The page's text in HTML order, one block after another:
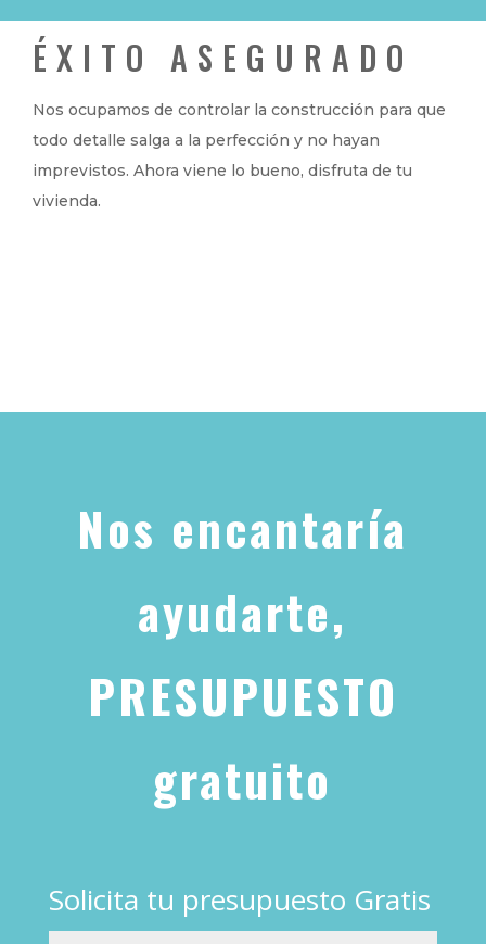
ÉXITO ASEGURADO
Nos ocupamos de controlar la construcción para que
todo detalle salga a la perfección y no hayan
imprevistos. Ahora viene lo bueno, disfruta de tu
vivienda.
Nos encantaría
ayudarte,
PRESUPUESTO
gratuito
Solicita tu presupuesto Gratis